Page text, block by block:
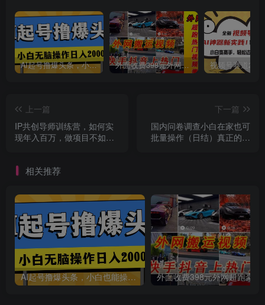
AI起号撸爆头条，小白也能操作，日入2000+ 外面收费398元外网超跑豪车汽车视频搬运至快手抖音上热门项目
上一篇
IP共创导师训练营，如何实
现年入百万，做项目不如卖
下一篇
国内问卷调查小白在家也可
批量操作（日结）真正的长
相关推荐
AI起号撸爆头条，小白也能操作，日入2000+